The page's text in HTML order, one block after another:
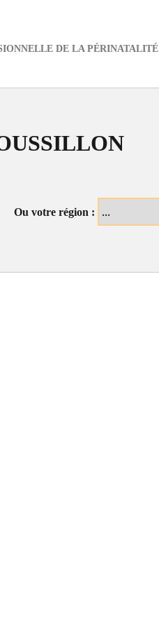
DE LA PÉRINATALITÉ
Ou votre région :